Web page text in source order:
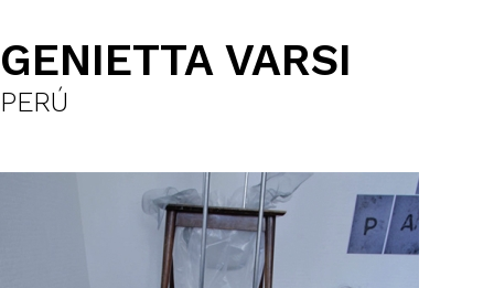
GENIETTA VARSI
PERÚ